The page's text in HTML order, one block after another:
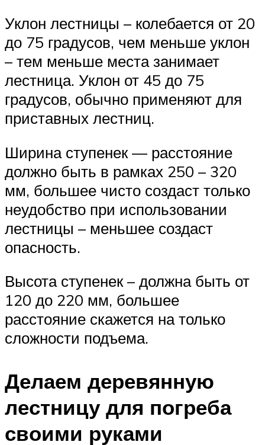
Уклон лестницы – колебается от 20
до 75 градусов, чем меньше уклон
– тем меньше места занимает
лестница. Уклон от 45 до 75
градусов, обычно применяют для
приставных лестниц.
Ширина ступенек — расстояние
должно быть в рамках 250 – 320
мм, большее чисто создаст только
неудобство при использовании
лестницы – меньшее создаст
опасность.
Высота ступенек – должна быть от
120 до 220 мм, большее
расстояние скажется на только
сложности подъема.
Делаем деревянную
лестницу для погреба
своими руками